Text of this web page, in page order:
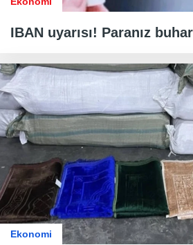
IBAN uyarısı! Paranız
Ekonomi